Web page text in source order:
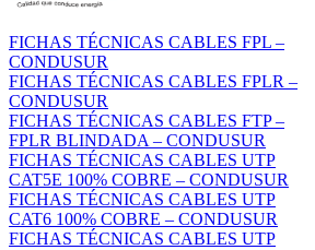
FICHAS TÉCNICAS CABLES FPL –
CONDUSUR
FICHAS TÉCNICAS CABLES FPLR –
CONDUSUR
FICHAS TÉCNICAS CABLES FTP –
FPLR BLINDADA – CONDUSUR
FICHAS TÉCNICAS CABLES UTP
CAT5E 100% COBRE – CONDUSUR
FICHAS TÉCNICAS CABLES UTP
CAT6 100% COBRE – CONDUSUR
FICHAS TÉCNICAS CABLES UTP